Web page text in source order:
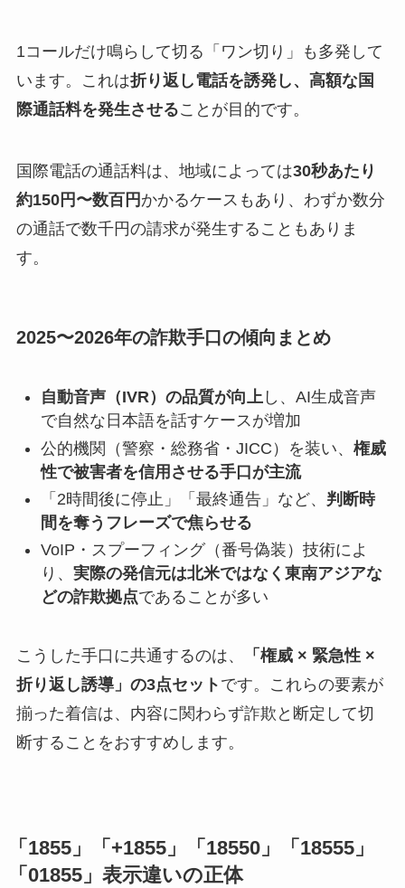
1コールだけ鳴らして切る「ワン切り」も多発して
います。これは折り返し電話を誘発し、高額な国
際通話料を発生させることが目的です。
国際電話の通話料は、地域によっては30秒あたり
約150円〜数百円 かかるケースもあり、わずか数分
の通話で数千円の請求が発生することもありま
す。
2025〜2026年の詐欺手口の傾向まとめ
自動音声（IVR）の品質が向上し、AI生成音声
で自然な日本語を話すケースが増加
公的機関（警察・総務省・JICC）を装い、 権威
性で被害者を信用させる手口が主流
「2時間後に停止」「最終通告」など、 判断時
間を奪うフレーズで焦らせる
VoIP・スプーフィング（番号偽装）技術によ
り、 実際の発信元は北米ではなく東南アジアな
どの詐欺拠点であることが多い
こうした手口に共通するのは、
「権威 × 緊急性 ×
折り返し誘導」の3点セット です。これらの要素が
揃った着信は、内容に関わらず詐欺と断定して切
断することをおすすめします。
「1855」「+1855」「18550」「18555」
「01855」表示違いの正体